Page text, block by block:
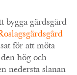
bygga gärdsgård
för att möta
hög och
nedersta slanan